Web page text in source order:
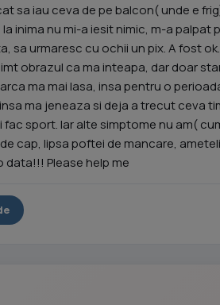
sa iau ceva de pe balcon( unde e
inima nu mi-a iesit nimic, m-a palpat
sa urmaresc cu ochii un pix. A fost
obrazul ca ma inteapa, dar doar
ma mai lasa, insa pentru o
ma jeneaza si deja a trecut ceva
fac sport. Iar alte simptome nu am(
cap, lipsa poftei de mancare,
data!!! Please help me